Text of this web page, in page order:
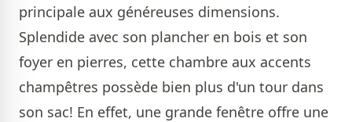
principale aux généreuses dimensions.
Splendide avec son plancher en bois et son
foyer en pierres, cette chambre aux accents
champêtres possède bien plus d'un tour dans
son sac! En effet, une grande fenêtre offre une